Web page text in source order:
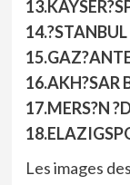
14.?STANBUL
16.AKH?SAR
17.MERS?N
Les images